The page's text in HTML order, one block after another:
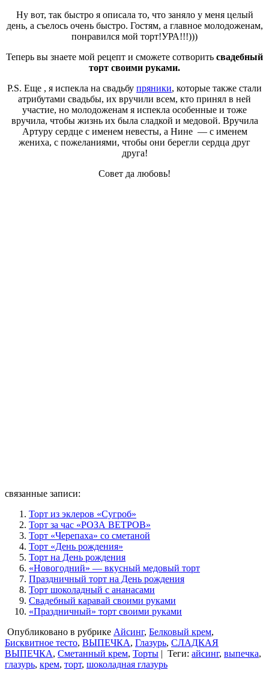
Ну вот, так быстро я описала то, что заняло у меня целый
день, а съелось очень быстро. Гостям, а главное молодоженам,
понравился мой торт!УРА!!!)))
Теперь вы знаете мой рецепт и сможете сотворить свадебный
торт своими руками.
P.S. Еще , я испекла на свадьбу пряники, которые также стали
атрибутами свадьбы, их вручили всем, кто принял в ней
участие, но молодоженам я испекла особенные и тоже
вручила, чтобы жизнь их была сладкой и медовой. Вручила
Артуру сердце с именем невесты, а Нине — с именем
жениха, с пожеланиями, чтобы они берегли сердца друг
друга!
Совет да любовь!
связанные записи:
Торт из эклеров «Сугроб»
Торт за час «РОЗА ВЕТРОВ»
Торт «Черепаха» со сметаной
Торт «День рождения»
Торт на День рождения
«Новогодний» — вкусный медовый торт
Праздничный торт на День рождения
Торт шоколадный с ананасами
Свадебный каравай своими руками
«Праздничный» торт своими руками
Опубликовано в рубрике Айсинг, Белковый крем,
Бисквитное тесто, ВЫПЕЧКА, Глазурь, СЛАДКАЯ
ВЫПЕЧКА, Сметанный крем, Торты | Теги: айсинг, выпечка,
глазурь, крем, торт, шоколадная глазурь